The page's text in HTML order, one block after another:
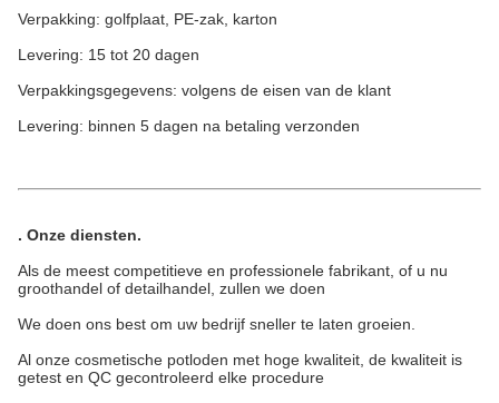
Verpakking: golfplaat, PE-zak, karton
Levering: 15 tot 20 dagen
Verpakkingsgegevens: volgens de eisen van de klant
Levering: binnen 5 dagen na betaling verzonden
. Onze diensten.
Als de meest competitieve en professionele fabrikant, of u nu
groothandel of detailhandel, zullen we doen
We doen ons best om uw bedrijf sneller te laten groeien.
Al onze cosmetische potloden met hoge kwaliteit, de kwaliteit is
getest en QC gecontroleerd elke procedure